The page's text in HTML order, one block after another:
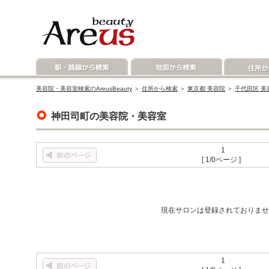
美容院・美容室検索のAreusBeauty ＞ 住所から検索 ＞ 東京都 美容院 ＞ 千代田区 美
神田司町の美容院・美容室
1
[ 1/0ページ ]
現在サロンは登録されておりま
1